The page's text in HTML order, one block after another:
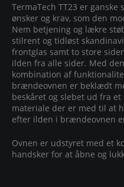
TermaTech TT23 er
ønsker og krav, som den
Nem betjening og lækre
stilrent og tidløst
frontglas samt to store
ilden fra alle sider. Med
kombination af
brændeovnen er beklædt
beskåret og slebet ud fra
materiale der er med til at
efter ilden i brændeovnen
Ovnen er udstyret med et
handsker for at åbne og